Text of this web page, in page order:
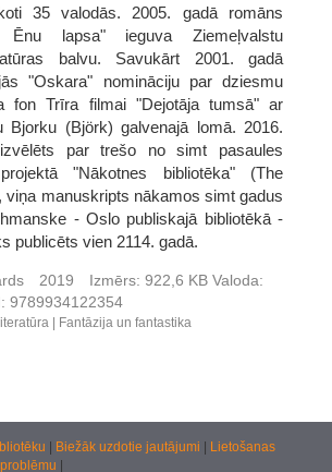
35 valodās. 2005. gadā romāns
Ēnu lapsa" ieguva Ziemeļvalstu
balvu. Savukārt 2001. gadā
"Oskara" nomināciju par dziesmu
fon Trīra filmai "Dejotāja tumsā" ar
Bjorku (Björk) galvenajā lomā. 2016.
par trešo no simt pasaules
"Nākotnes bibliotēka" (The
viņa manuskripts nākamos simt gadus
- Oslo publiskajā bibliotēkā -
publicēts vien 2114. gadā.
2019 Izmērs: 922,6 KB Valoda:
9789934122354
Fantāzija un fantastika
Biežāk uzdotie jautājumi
Lietošanas